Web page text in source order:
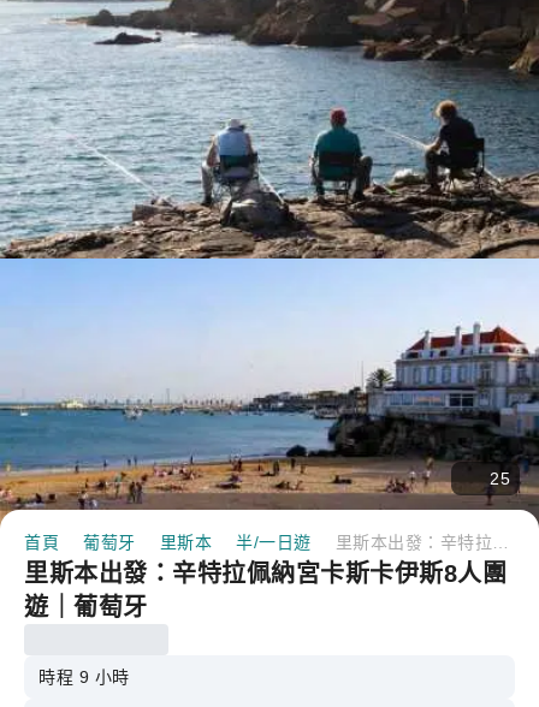
25
首頁 葡萄牙 里斯本 半/一日遊
里斯本出發：辛特拉佩納宮卡斯卡伊斯8人團
遊｜葡萄牙
時程 9 小時